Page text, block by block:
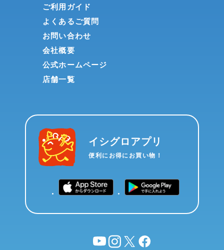
ご利用ガイド
よくあるご質問
お問い合わせ
会社概要
公式ホームページ
店舗一覧
イシグロアプリ
便利にお得にお買い物！
YouTubeinstagram
X facebook